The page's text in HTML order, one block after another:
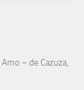
– de Cazuza,